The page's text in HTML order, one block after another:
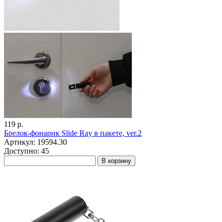
119 р.
Брелок-фонарик Slide Ray в пакете, ver.2
Артикул: 19594.30
Доступно: 45
В корзину